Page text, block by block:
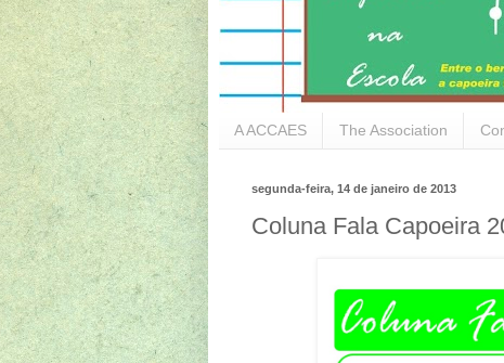
A ACCAES The Association
segunda-feira, 14 de janeiro de 2013
Coluna Fala Capoeira